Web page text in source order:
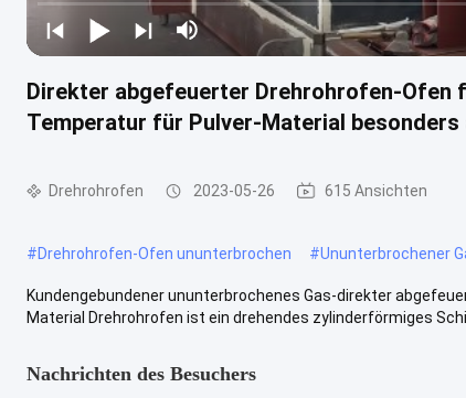
Direkter abgefeuerter Drehrohrofen-Ofen
Temperatur für Pulver-Material besonders
Drehrohrofen 2023-05-26 615 Ansichten
#Drehrohrofen-Ofen ununterbrochen #Ununterbrochener
Kundengebundener ununterbrochenes Gas-direkter
Material Drehrohrofen ist ein drehendes zylinderförmiges
Nachrichten des Besuchers